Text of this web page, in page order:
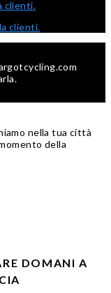
nella tua città
della
DOMANI A